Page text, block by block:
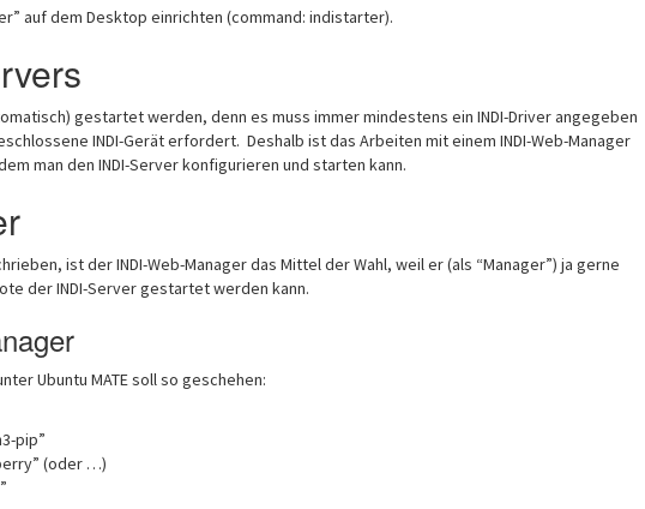
auf dem Desktop einrichten (command: indistarter).
gestartet werden, denn es muss immer mindestens ein INDI-Driver angegeben
INDI-Gerät erfordert. Deshalb ist das Arbeiten mit einem INDI-Web-Manager
man den INDI-Server konfigurieren und starten kann.
ist der INDI-Web-Manager das Mittel der Wahl, weil er (als “Manager”) ja gerne
der INDI-Server gestartet werden kann.
Ubuntu MATE soll so geschehen:
pip”
(oder …)